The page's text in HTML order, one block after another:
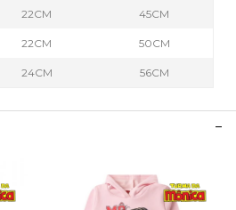
22CM 45CM
22CM 50CM
24CM 56CM